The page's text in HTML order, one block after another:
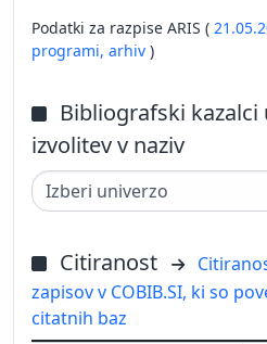
Podatki za razpise ARIS (
programi, arhiv )
Bibliografski kazalci
izvolitev v naziv
Citiranost
zapisov v COBIB.SI, ki so
citatnih baz